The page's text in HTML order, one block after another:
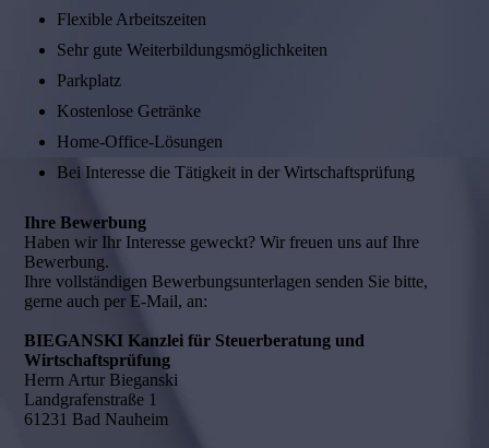
Flexible Arbeitszeiten
Sehr gute Weiterbildungsmöglichkeiten
Parkplatz
Kostenlose Getränke
Home-Office-Lösungen
Bei Interesse die Tätigkeit in der Wirtschaftsprüfung
Ihre Bewerbung
Haben wir Ihr Interesse geweckt? Wir freuen uns auf Ihre
Bewerbung.
Ihre vollständigen Bewerbungsunterlagen senden Sie bitte,
gerne auch per E-Mail, an:
BIEGANSKIKanzlei für Steuerberatung und
Wirtschaftsprüfung
Herrn Artur Bieganski
Landgrafenstraße 1
61231 Bad Nauheim